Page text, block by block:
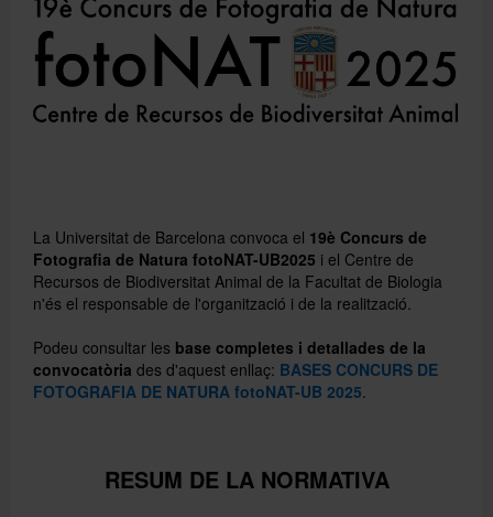
Publicacions
La Universitat de Barcelona convoca el 19è Concurs de
Fotografia de Natura fotoNAT-UB2025 i el Centre de
Recursos de Biodiversitat Animal de la Facultat de Biologia
n'és el responsable de l'organització i de la realització.
Podeu consultar les base completes i detallades de la
convocatòria des d'aquest enllaç: BASES CONCURS DE
FOTOGRAFIA DE NATURA fotoNAT-UB 2025
RESUM DE LA NORMATIVA